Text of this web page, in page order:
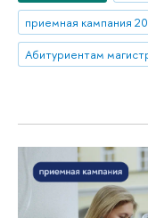
приемная кампания